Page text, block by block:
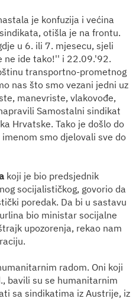
je konfuzija i većina
otišla je na frontu.
u 6. ili 7. mjesecu, sjeli
ne ide tako!'' i 22.09.'92.
transportno-prometnog
nas što smo vezani jedni uz
manevriste, vlakovođe,
Samostalni sindikat
Hrvatske. Tako je došlo do
smo djelovali sve do
koji je bio predsjednik
socijalističkog, govorio da
poredak. Da bi u sastavu
bio ministar socijalne
upozorenja, rekao nam
radom. Oni koji
bavili su se humanitarnim
sa sindikatima iz Austrije, iz